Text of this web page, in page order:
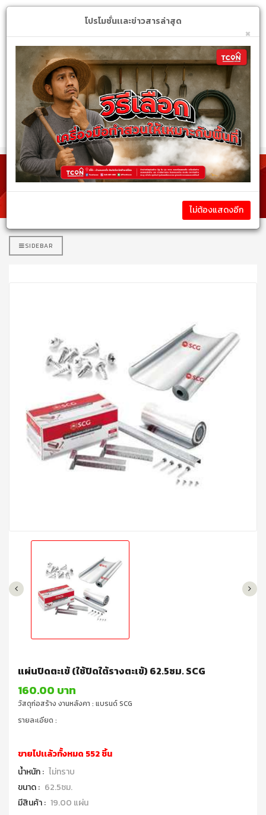
หมวดหมู่สินค้า
รายละเอียดสินค้า
SIDEBAR
แผ่นปิดตะเข้ (ใช้ปิดใต้รางตะเข้) 62.5ซม. SCG
160.00 บาท
วัสดุก่อสร้าง งานหลังคา : แบรนด์ SCG
รายละเอียด :
ขายไปเเล้วทั้งหมด 552 ชิ้น
น้ำหนัก : ไม่ทราบ
ขนาด : 62.5ซม.
มีสินค้า : 19.00 แผ่น
โปรโมชั่นเเละข่าวสารล่าสุด
×
ไม่ต้องแสดงอีก